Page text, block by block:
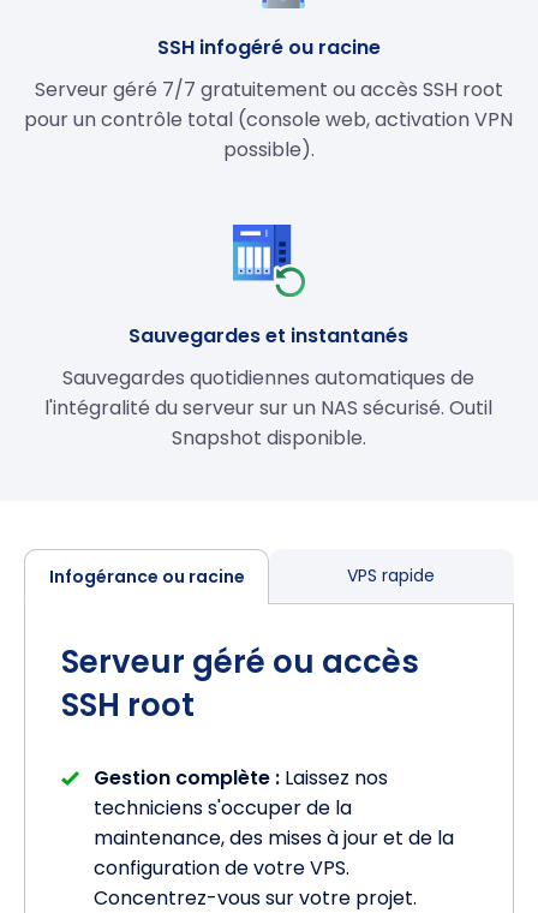
SSH infogéré ou racine
Serveur géré 7/7 gratuitement ou accès SSH root
pour un contrôle total (console web, activation VPN
possible).
Sauvegardes et instantanés
Sauvegardes quotidiennes automatiques de
l'intégralité du serveur sur un NAS sécurisé. Outil
Snapshot disponible.
Infogérance ou racine VPS rapide
Serveur géré ou accès
SSH root
Gestion complète : Laissez nos
techniciens s'occuper de la
maintenance, des mises à jour et de la
configuration de votre VPS.
Concentrez-vous sur votre projet.